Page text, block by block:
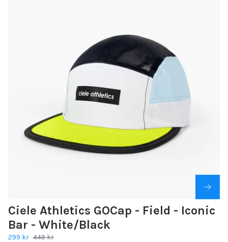
Ciele Athletics GOCap - Field - Iconic
Bar - White/Black
299 kr 449 kr